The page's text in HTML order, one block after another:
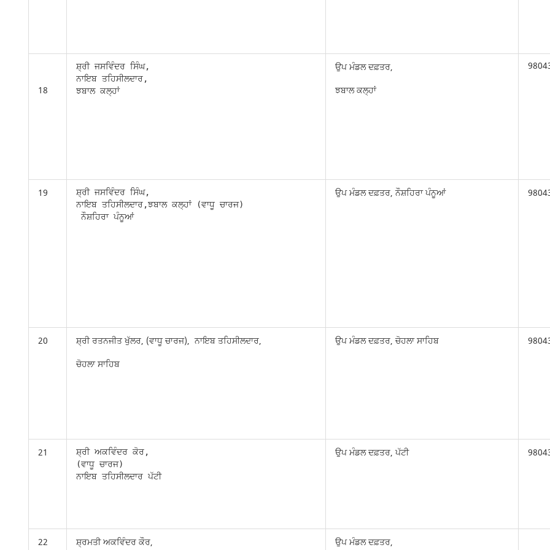
18
ਸ਼੍ਰੀ ਜਸਵਿੰਦਰ ਸਿੰਘ,
ਨਾਇਬ ਤਹਿਸੀਲਦਾਰ,
ਝਬਾਲ ਕਲ੍ਹਾਂ
ਉਪ ਮੰਡਲ ਦਫ਼ਤਰ,
ਝਬਾਲ ਕਲ੍ਹਾਂ
19
ਸ਼੍ਰੀ ਜਸਵਿੰਦਰ ਸਿੰਘ,
ਨਾਇਬ ਤਹਿਸੀਲਦਾਰ,ਝਬਾਲ ਕਲ੍ਹਾਂ (ਵਾਧੂ ਚਾਰਜ)
ਨੌਸ਼ਹਿਰਾ ਪੰਨੂਆਂ
ਉਪ ਮੰਡਲ ਦਫ਼ਤਰ, ਨੌਸ਼ਹਿਰਾ ਪੰਨੂਆਂ
20
ਸ਼੍ਰੀ ਰਤਨਜੀਤ ਖੁੱਲਰ, (ਵਾਧੂ ਚਾਰਜ), ਨਾਇਬ ਤਹਿਸੀਲਦਾਰ,
ਚੋਹਲਾ ਸਾਹਿਬ
ਉਪ ਮੰਡਲ ਦਫ਼ਤਰ, ਚੋਹਲਾ ਸਾਹਿਬ
21
ਸ਼੍ਰੀ ਅਕਵਿੰਦਰ ਕੋਰ,
(ਵਾਧੂ ਚਾਰਜ)
ਨਾਇਬ ਤਹਿਸੀਲਦਾਰ ਪੱਟੀ
ਉਪ ਮੰਡਲ ਦਫ਼ਤਰ, ਪੱਟੀ
22 ਸ਼੍ਰਮਤੀ ਅਕਵਿੰਦਰ ਕੌਰ, ਉਪ ਮੰਡਲ ਦਫ਼ਤਰ,